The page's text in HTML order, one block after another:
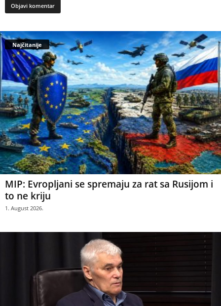
Najčitanije
MIP: Evropljani se spremaju za rat sa Rusijom i
to ne kriju
1. August 2026.